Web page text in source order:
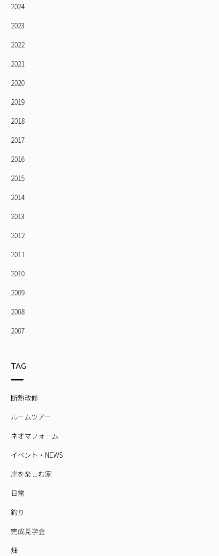
2024
2023
2022
2021
2020
2019
2018
2017
2016
2015
2014
2013
2012
2011
2010
2009
2008
2007
TAG
断熱改修
ルームツアー
ネオマフォーム
イベント・NEWS
崖を楽しむ家
日常
釣り
完成見学会
畑